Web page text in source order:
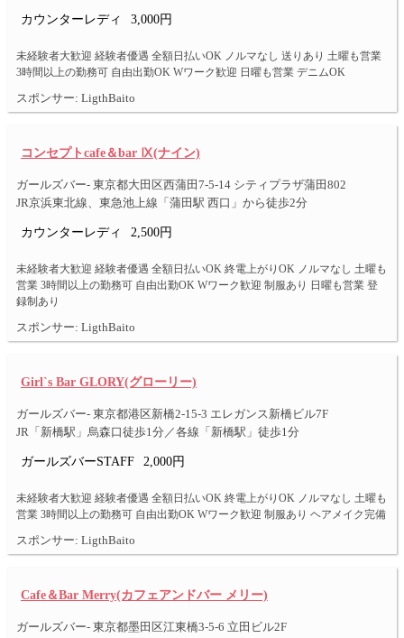
カウンターレディ 3,000円
未経験者大歓迎 経験者優遇 全額日払いOK ノルマなし 送りあり 土曜も営業
3時間以上の勤務可 自由出勤OK Wワーク歓迎 日曜も営業 デニムOK
スポンサー: LigthBaito
コンセプトcafe＆bar Ⅸ(ナイン)
ガールズバー- 東京都大田区西蒲田7-5-14 シティプラザ蒲田802
JR京浜東北線、東急池上線「蒲田駅 西口」から徒歩2分
カウンターレディ 2,500円
未経験者大歓迎 経験者優遇 全額日払いOK 終電上がりOK ノルマなし 土曜も
営業 3時間以上の勤務可 自由出勤OK Wワーク歓迎 制服あり 日曜も営業 登
録制あり
スポンサー: LigthBaito
Girl`s Bar GLORY(グローリー)
ガールズバー- 東京都港区新橋2-15-3 エレガンス新橋ビル7F
JR「新橋駅」烏森口徒歩1分／各線「新橋駅」徒歩1分
ガールズバーSTAFF 2,000円
未経験者大歓迎 経験者優遇 全額日払いOK 終電上がりOK ノルマなし 土曜も
営業 3時間以上の勤務可 自由出勤OK Wワーク歓迎 制服あり ヘアメイク完備
スポンサー: LigthBaito
Cafe＆Bar Merry(カフェアンドバー メリー)
ガールズバー- 東京都墨田区江東橋3-5-6 立田ビル2F